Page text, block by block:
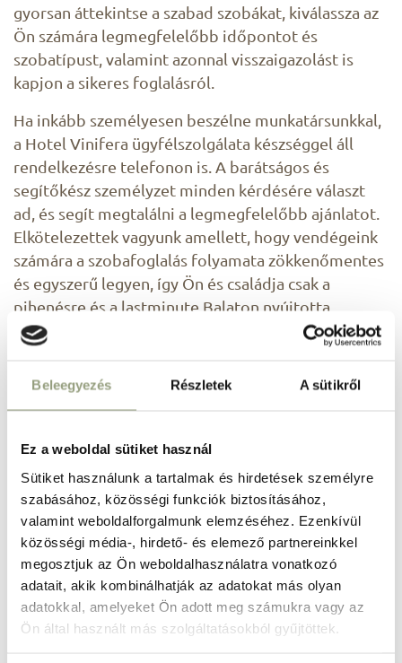
Beleegyezés Részletek A sütikről
Ez a weboldal sütiket használ
Sütiket használunk a tartalmak és hirdetések személyre
szabásához, közösségi funkciók biztosításához,
valamint weboldalforgalmunk elemzéséhez. Ezenkívül
közösségi média-, hirdető- és elemező partnereinkkel
megosztjuk az Ön weboldalhasználatra vonatkozó
adatait, akik kombinálhatják az adatokat más olyan
adatokkal, amelyeket Ön adott meg számukra vagy az
Ön által használt más szolgáltatásokból gyűjtöttek.
gyorsan áttekintse a szabad szobákat, kiválassza az
Ön számára legmegfelelőbb időpontot és
szobatípust, valamint azonnal visszaigazolást is
kapjon a sikeres foglalásról.
Ha inkább személyesen beszélne munkatársunkkal,
a Hotel Vinifera ügyfélszolgálata készséggel áll
rendelkezésre telefonon is. A barátságos és
segítőkész személyzet minden kérdésére választ
ad, és segít megtalálni a legmegfelelőbb ajánlatot.
Elkötelezettek vagyunk amellett, hogy vendégeink
számára a szobafoglalás folyamata zökkenőmentes
és egyszerű legyen, így Ön és családja csak a
pihenésre és a lastminute Balaton nyújtotta
élményekre koncentrálhasson.
Lastminute Balaton-élmény
ajándékba?
Ajándékutalványainkkal páratlan meglepetést
szerezhet bármilyen alkalomra. Legyen szó
születésnapról, évfordulóról, esküvőről, vagy csak
egy spontán gesztusról, amellyel kifejezheti
szeretetét és törődését. A megajándékozottnak
már csak az időpontot kell kitalálnia és indulhat a
nyaralás, ami akár egy rögtönzött meglepetéssé